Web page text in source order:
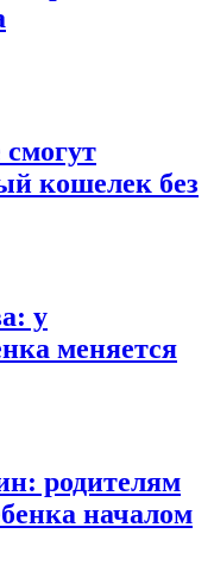
кошелек без
у
меняется
родителям
началом